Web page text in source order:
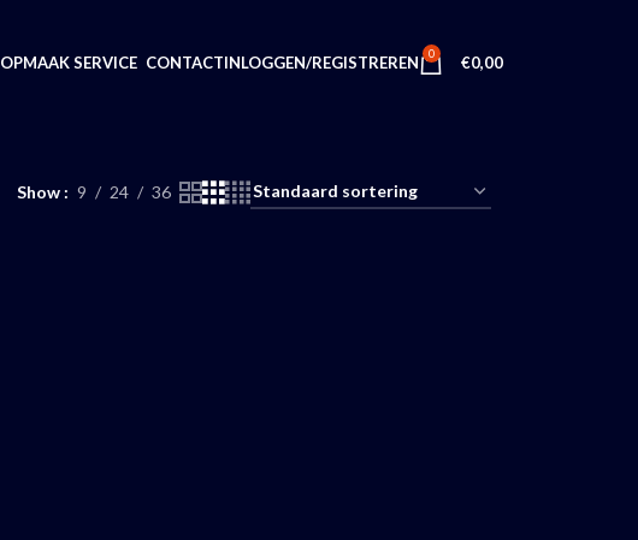
OPMAAK SERVICE CONTACTINLOGGEN/REGISTREREN 0 €0,00
Show 9 24 36